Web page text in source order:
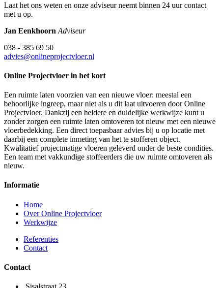
Laat het ons weten en onze adviseur neemt binnen 24 uur contact
met u op.
Jan Eenkhoorn Adviseur
038 - 385 69 50
advies@onlineprojectvloer.nl
Online Projectvloer in het kort
Een ruimte laten voorzien van een nieuwe vloer: meestal een
behoorlijke ingreep, maar niet als u dit laat uitvoeren door Online
Projectvloer. Dankzij een heldere en duidelijke werkwijze kunt u
zonder zorgen een ruimte laten omtoveren tot nieuw met een nieuwe
vloerbedekking. Een direct toepasbaar advies bij u op locatie met
daarbij een complete inmeting van het te stofferen object.
Kwalitatief projectmatige vloeren geleverd onder de beste condities.
Een team met vakkundige stoffeerders die uw ruimte omtoveren als
nieuw.
Informatie
Home
Over Online Projectvloer
Werkwijze
Referenties
Contact
Contact
Sisalstraat 23